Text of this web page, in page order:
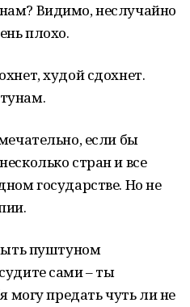
Видимо, неслучайно
плохо.
худой сдохнет.
если бы
стран и все
государстве. Но не
пуштуном
сами – ты
могу предать чуть ли не